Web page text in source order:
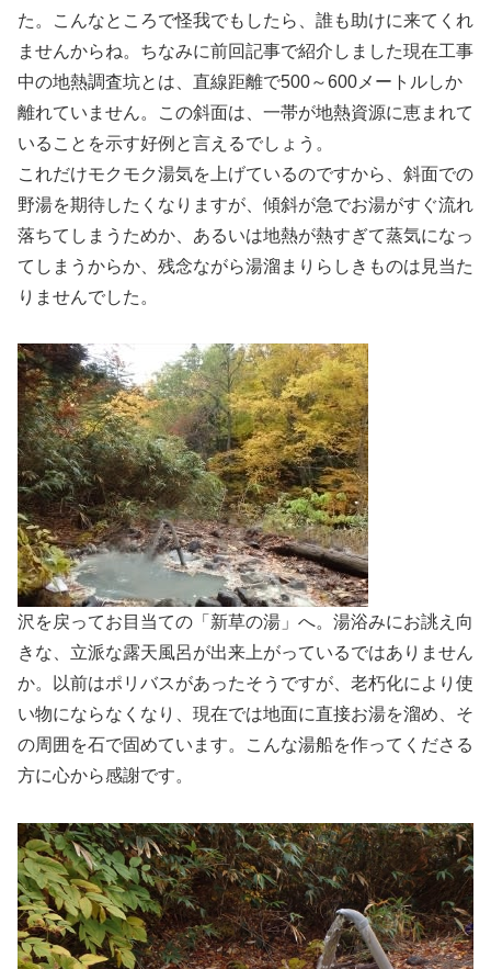
た。こんなところで怪我でもしたら、誰も助けに来てくれ
ませんからね。ちなみに前回記事で紹介しました現在工事
中の地熱調査坑とは、直線距離で500～600メートルしか
離れていません。この斜面は、一帯が地熱資源に恵まれて
いることを示す好例と言えるでしょう。
これだけモクモク湯気を上げているのですから、斜面での
野湯を期待したくなりますが、傾斜が急でお湯がすぐ流れ
落ちてしまうためか、あるいは地熱が熱すぎて蒸気になっ
てしまうからか、残念ながら湯溜まりらしきものは見当た
りませんでした。
沢を戻ってお目当ての「新草の湯」へ。湯浴みにお誂え向
きな、立派な露天風呂が出来上がっているではありません
か。以前はポリバスがあったそうですが、老朽化により使
い物にならなくなり、現在では地面に直接お湯を溜め、そ
の周囲を石で固めています。こんな湯船を作ってくださる
方に心から感謝です。